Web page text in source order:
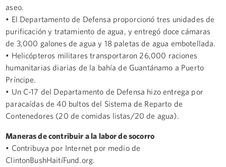
aseo.
• El Departamento de Defensa proporcionó tres unidades de
purificación y tratamiento de agua, y entregó doce cámaras
de 3,000 galones de agua y 18 paletas de agua embotellada.
• Helicópteros militares transportaron 26,000 raciones
humanitarias diarias de la bahía de Guantánamo a Puerto
Príncipe.
• Un C-17 del Departamento de Defensa hizo entrega por
paracaídas de 40 bultos del Sistema de Reparto de
Contenedores (20 de comidas listas/20 de agua).
Maneras de contribuir a la labor de socorro
• Contribuya por Internet por medio de
ClintonBushHaitíFund.org.